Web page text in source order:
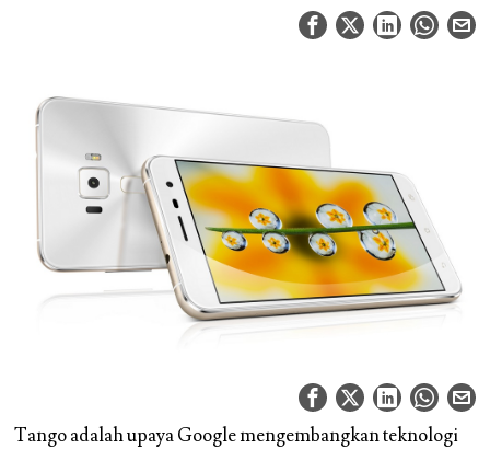
Tango adalah upaya Google mengembangkan teknologi